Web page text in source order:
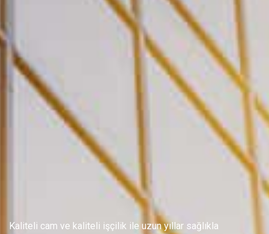
Kaliteli cam ve kaliteli işçilik ile uzun yıllar sağlıkla